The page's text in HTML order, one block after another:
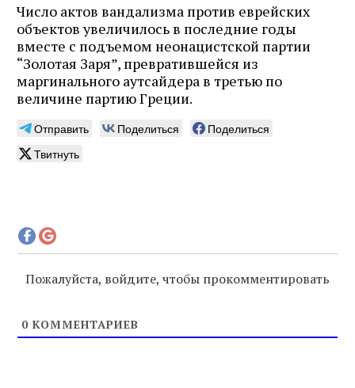
Число актов вандализма против еврейских
объектов увеличилось в последние годы
вместе с подъемом неонацистской партии
“Золотая Заря”, превратившейся из
маргинального аутсайдера в третью по
величине партию Греции.
Отправить Поделиться
Поделиться
Твитнуть
Пожалуйста, войдите, чтобы прокомментировать
0 КОММЕНТАРИЕВ